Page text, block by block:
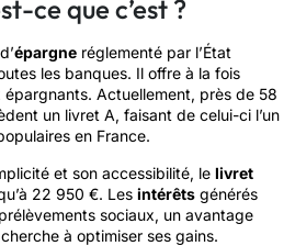
ce que c’est ?
épargne réglementé par l’État
les banques. Il offre à la fois
Actuellement, près de 58
un livret A, faisant de celui-ci l’un
en France.
et son accessibilité, le livret
22 950 €. Les intérêts générés
sociaux, un avantage
à optimiser ses gains.